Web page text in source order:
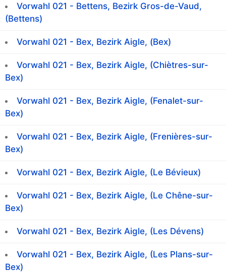
Vorwahl 021 - Bettens, Bezirk Gros-de-Vaud,
(Bettens)
Vorwahl 021 - Bex, Bezirk Aigle, (Bex)
Vorwahl 021 - Bex, Bezirk Aigle, (Chiètres-sur-
Bex)
Vorwahl 021 - Bex, Bezirk Aigle, (Fenalet-sur-
Bex)
Vorwahl 021 - Bex, Bezirk Aigle, (Frenières-sur-
Bex)
Vorwahl 021 - Bex, Bezirk Aigle, (Le Bévieux)
Vorwahl 021 - Bex, Bezirk Aigle, (Le Chêne-sur-
Bex)
Vorwahl 021 - Bex, Bezirk Aigle, (Les Dévens)
Vorwahl 021 - Bex, Bezirk Aigle, (Les Plans-sur-
Bex)